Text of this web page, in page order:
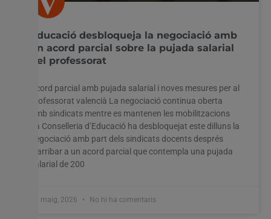
Educació desbloqueja la negociació amb
un acord parcial sobre la pujada salarial
del professorat
Acord parcial amb pujada salarial i noves mesures per al
professorat valencià La negociació continua oberta
amb sindicats mentre es mantenen les mobilitzacions
La Conselleria d’Educació ha desbloquejat este dilluns la
negociació amb part dels sindicats docents després
d’arribar a un acord parcial que contempla una pujada
salarial de 200
26 maig, 2026 No hi ha comentaris